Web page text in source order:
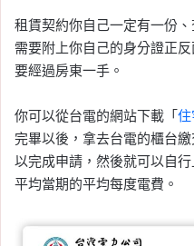
租賃契約你自己一定有一份
需要附上你自己的身分證正
要經過房東一手。
你可以從台電的網站下載「
完畢以後，拿去台電的櫃台
以完成申請，然後就可以自
平均當期的平均每度電費。